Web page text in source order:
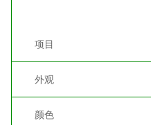
项目
外观
颜色